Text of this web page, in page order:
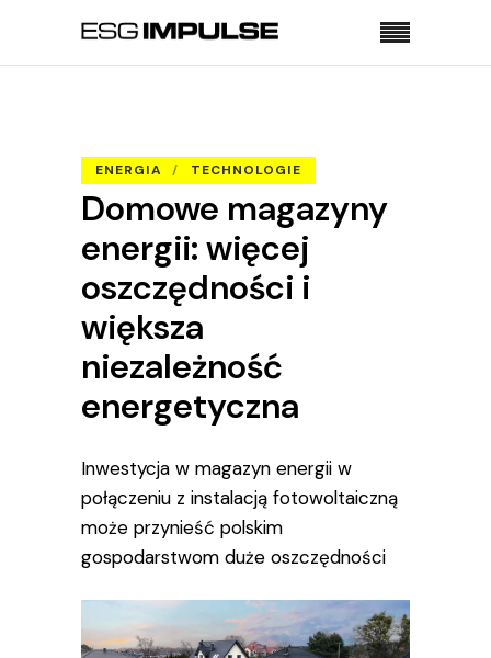
ENERGIA TECHNOLOGIE
Domowe magazyny
energii: więcej
oszczędności i
większa
niezależność
energetyczna
Inwestycja w magazyn energii w
połączeniu z instalacją fotowoltaiczną
może przynieść polskim
gospodarstwom duże oszczędności